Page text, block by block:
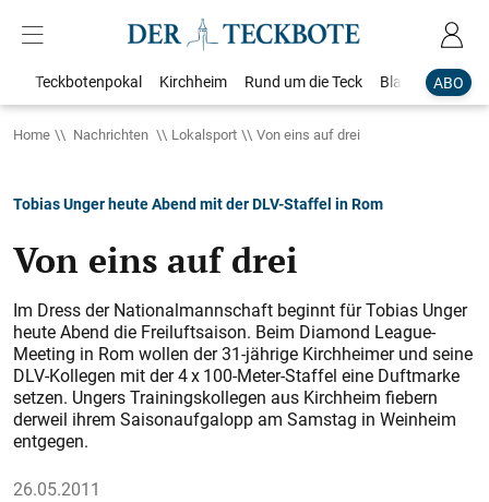
ABO
Teckbotenpokal Kirchheim Rund um die Teck Blaulicht
Home Nachrichten Lokalsport Von eins auf drei
Tobias Unger heute Abend mit der DLV-Staffel in Rom
Von eins auf drei
Im Dress der Nationalmannschaft beginnt für Tobias Unger
heute Abend die Freiluftsaison. Beim Diamond League-
Meeting in Rom wollen der 31-jährige Kirchheimer und seine
DLV-Kollegen mit der 4 x 100-Meter-Staffel eine Duftmarke
setzen. Ungers Trainingskollegen aus Kirchheim fiebern
derweil ihrem Saisonaufgalopp am Samstag in Weinheim
entgegen.
26.05.2011